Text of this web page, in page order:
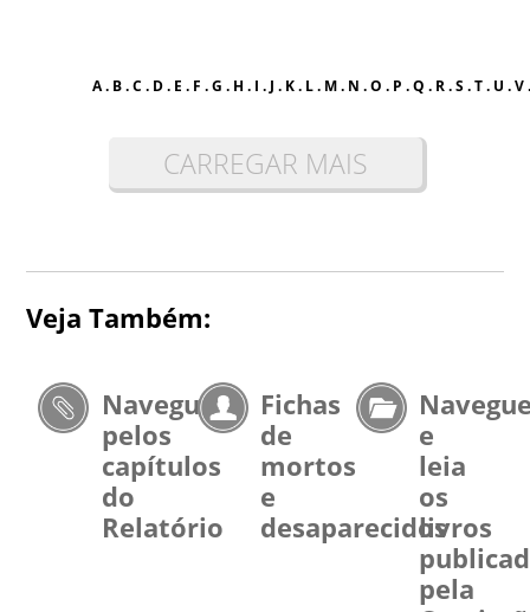
A. B.C . D. E . F .G . H. I . J . K. L. M. N .O . P .Q . R.S.T. U .V.
CARREGAR MAIS
Veja Também:
Navegue
pelos
capítulos
do
Relatório
Fichas
de
mortos
e
desaparecidos
e
leia
os
livros
pela